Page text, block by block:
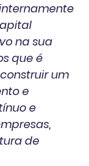
na sua
que é
um
e
e
de